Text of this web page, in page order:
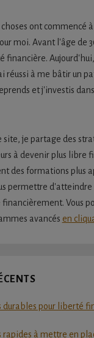
ont commencé
moi. Avant l'âge de
financière. Aujourd'hui,
réussi à me bâtir un
et j'investis
site, je partage des
à devenir plus libre
des formations plus
permettre d'atteindre
financièrement. Vous
avancés en
durables pour liberté
rapides à mettre en